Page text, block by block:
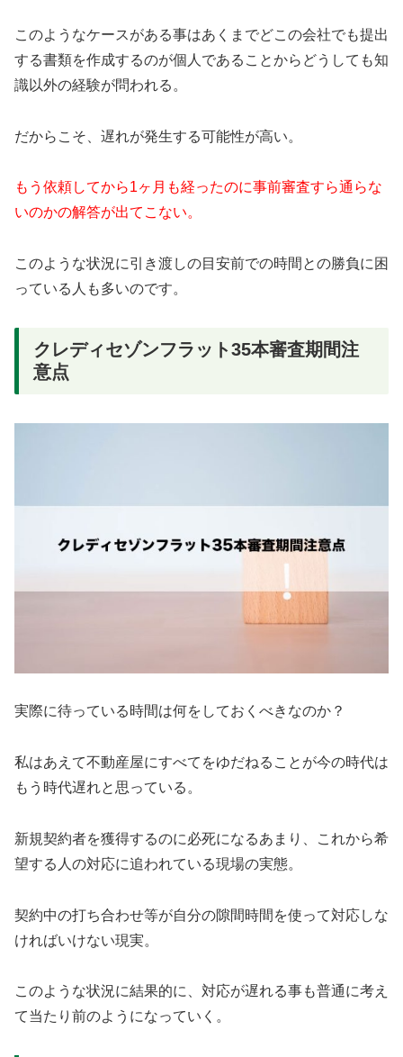
このようなケースがある事はあくまでどこの会社でも提出
する書類を作成するのが個人であることからどうしても知
識以外の経験が問われる。
だからこそ、遅れが発生する可能性が高い。
もう依頼してから1ヶ月も経ったのに事前審査すら通らな
いのかの解答が出てこない。
このような状況に引き渡しの目安前での時間との勝負に困
っている人も多いのです。
クレディセゾンフラット35本審査期間注
意点
実際に待っている時間は何をしておくべきなのか？
私はあえて不動産屋にすべてをゆだねることが今の時代は
もう時代遅れと思っている。
新規契約者を獲得するのに必死になるあまり、これから希
望する人の対応に追われている現場の実態。
契約中の打ち合わせ等が自分の隙間時間を使って対応しな
ければいけない現実。
このような状況に結果的に、対応が遅れる事も普通に考え
て当たり前のようになっていく。